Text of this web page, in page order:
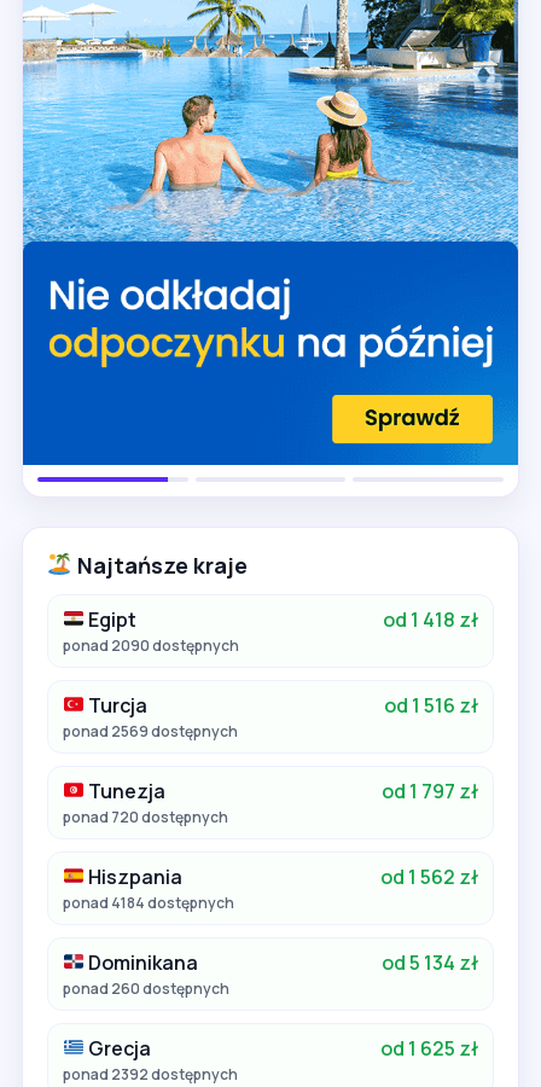
Najtańsze kraje
Egipt od 1 418 zł
ponad 2090 dostępnych
Turcja od 1 516 zł
ponad 2569 dostępnych
Tunezja od 1 797 zł
ponad 720 dostępnych
Hiszpania od 1 562 zł
ponad 4184 dostępnych
Dominikana od 5 134 zł
ponad 260 dostępnych
Grecja od 1 625 zł
ponad 2392 dostępnych